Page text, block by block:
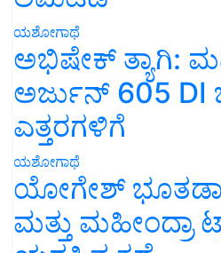
ಯಶೋಗಾಥೆ
ಅಭಿಷೇಕ್ ತ್ಯಾಗಿ:
ಅರ್ಜುನ್ 605 DI
ಎತ್ತರಗಳಿಗೆ
ಯಶೋಗಾಥೆ
ಯೋಗೇಶ್
ಮತ್ತು ಮಹೀಂದ್ರಾ
ಯಶಸ್ಸಿನ ಕಥೆ